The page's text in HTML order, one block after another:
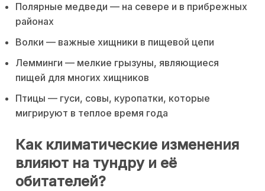
Полярные медведи — на севере и в прибрежных
районах
Волки — важные хищники в пищевой цепи
Лемминги — мелкие грызуны, являющиеся
пищей для многих хищников
Птицы — гуси, совы, куропатки, которые
мигрируют в теплое время года
Как климатические изменения
влияют на тундру и её
обитателей?